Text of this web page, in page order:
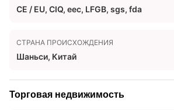
CE / EU, CIQ, eec, LFGB, sgs, fda
СТРАНА ПРОИСХОЖДЕНИЯ
Шаньси, Китай
Торговая недвижимость